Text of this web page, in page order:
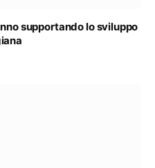
supportando lo sviluppo